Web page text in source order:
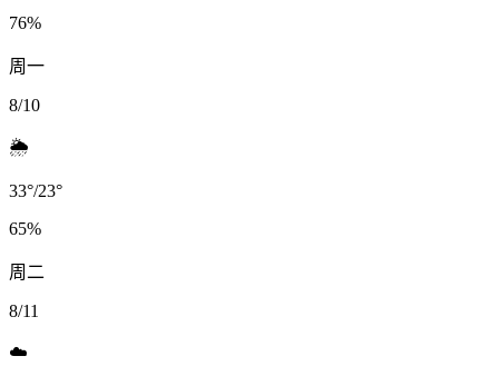
76%
周一
8/10
🌦️
33°/23°
65%
周二
8/11
☁️